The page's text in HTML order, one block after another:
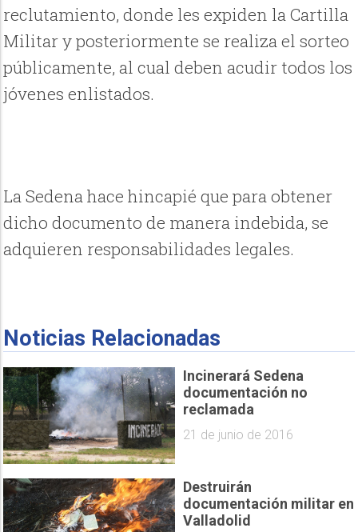
reclutamiento, donde les expiden la Cartilla
Militar y posteriormente se realiza el sorteo
públicamente, al cual deben acudir todos los
jóvenes enlistados.
La Sedena hace hincapié que para obtener
dicho documento de manera indebida, se
adquieren responsabilidades legales.
Noticias Relacionadas
Incinerará Sedena
documentación no
reclamada
21 de junio de 2016
Destruirán
documentación militar en
Valladolid